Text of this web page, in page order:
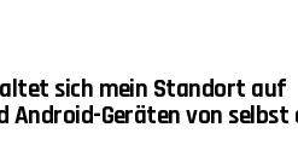
sich mein Standort auf
Android-Geräten von selbst